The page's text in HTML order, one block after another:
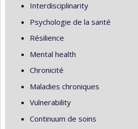
Interdisciplinarity
Psychologie de la santé
Résilience
Mental health
Chronicité
Maladies chroniques
Vulnerability
Continuum de soins